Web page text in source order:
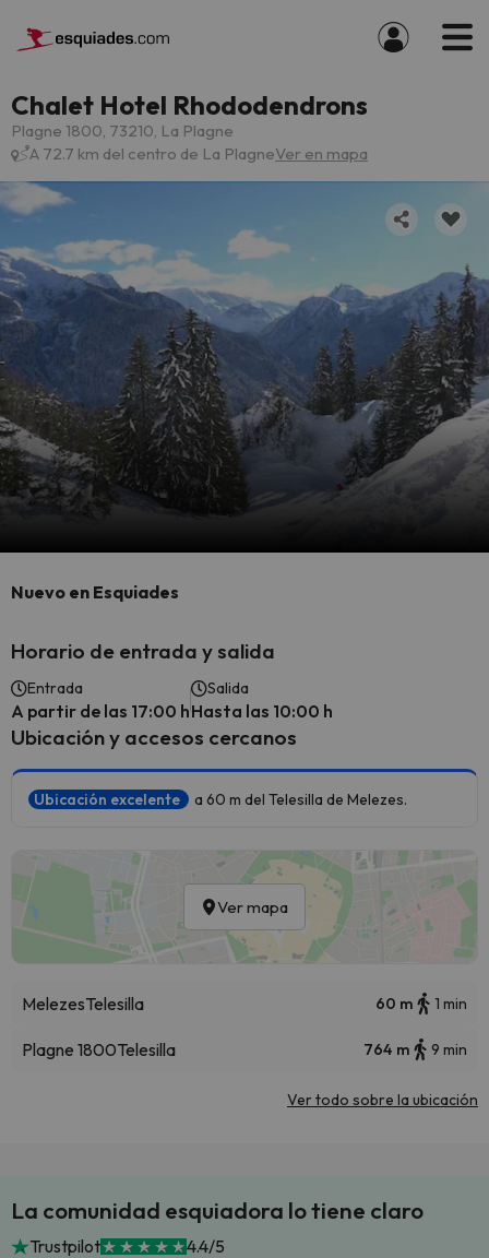
Chalet Hotel Rhododendrons
Plagne 1800, 73210, La Plagne
A 72.7 km del centro de La PlagneVer en mapa
Nuevo en Esquiades
Horario de entrada y salida
Entrada
A partir de las 17:00 h
Salida
Hasta las 10:00 h
Ubicación y accesos cercanos
Ubicación excelente a 60 m del Telesilla de Melezes.
Ver mapa
MelezesTelesilla 60 m 1 min
Plagne 1800Telesilla 764 m 9 min
Ver todo sobre la ubicación
La comunidad esquiadora lo tiene claro
Trustpilot 4.4/5